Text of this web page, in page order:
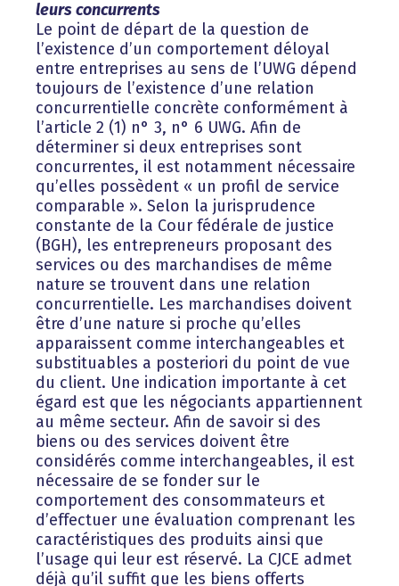
leurs concurrents
Le point de départ de la question de
l’existence d’un comportement déloyal
entre entreprises au sens de l’UWG dépend
toujours de l’existence d’une relation
concurrentielle concrète conformément à
l’article 2 (1) n° 3, n° 6 UWG. Afin de
déterminer si deux entreprises sont
concurrentes, il est notamment nécessaire
qu’elles possèdent « un profil de service
comparable ». Selon la jurisprudence
constante de la Cour fédérale de justice
(BGH), les entrepreneurs proposant des
services ou des marchandises de même
nature se trouvent dans une relation
concurrentielle. Les marchandises doivent
être d’une nature si proche qu’elles
apparaissent comme interchangeables et
substituables a posteriori du point de vue
du client. Une indication importante à cet
égard est que les négociants appartiennent
au même secteur. Afin de savoir si des
biens ou des services doivent être
considérés comme interchangeables, il est
nécessaire de se fonder sur le
comportement des consommateurs et
d’effectuer une évaluation comprenant les
caractéristiques des produits ainsi que
l’usage qui leur est réservé. La CJCE admet
déjà qu’il suffit que les biens offerts